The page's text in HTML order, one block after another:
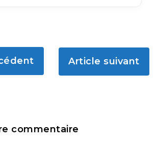
Article suivant
commentaire